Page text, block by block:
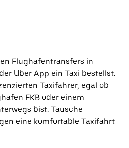
Flughafentransfers in
Uber App ein Taxi bestellst.
Taxifahrer, egal ob
FKB oder einem
bist. Tausche
eine komfortable Taxifahrt